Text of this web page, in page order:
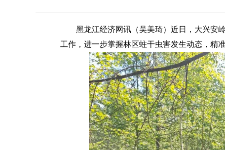
黑龙江经济网讯（吴美琦）近日，大兴安
工作，进一步掌握林区蛀干虫害发生动态，精